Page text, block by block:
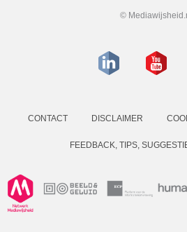
©
CONTACT DISCLAIMER
FEEDBACK, TIPS,